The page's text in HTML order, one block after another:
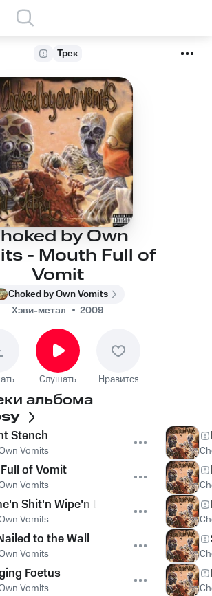
Трек
by Own
- Mouth Full of
Vomit
Choked by Own Vomits
Хэви-метал
2009
Слушать Нравится
альбома
Stench
Vomits
of Vomit
Vomits
Shit'n Wipe'n Leave
Vomits
to the Wall
Vomits
Foetus
Vomits